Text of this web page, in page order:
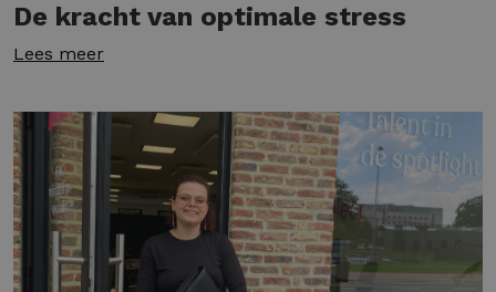
De kracht van optimale stress
Lees meer